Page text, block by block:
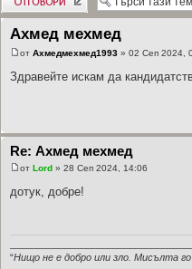
Ахмед мехмед
от Ахмедмехмед1993 » 02 Сеп 2024,
Здравейте искам да
Re: Ахмед мехмед
от Lord » 28 Сеп 2024, 14:06
дотук, добре!
“Нищо не е добро или зло. Мисълта